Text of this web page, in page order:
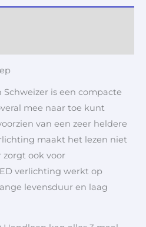
is een compacte
mee naar toe kunt
van een zeer heldere
maakt het lezen niet
zorgt ook voor
verlichting werkt op
levensduur en laag